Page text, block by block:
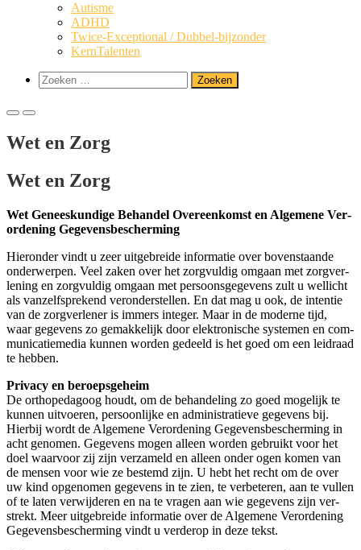
Autis­me
ADHD
Twi­­ce-Excep­­ti­o­­nal / Dubbel-bijzonder
Kern­Ta­len­ten
Toon
zoekformulier
Zoeken
naar:
Primair
voor
Primair
voor
Wet en Zorg
Wet en Zorg
Wet Genees­kun­di­ge Behan­del Over­een­komst en Alge­me­ne Ver­
or­de­ning Gegevensbescherming
Hier­on­der vindt u zeer uit­ge­brei­de infor­ma­tie over boven­staan­de
onder­wer­pen. Veel zaken over het zorg­vul­dig omgaan met zorg­ver­
le­ning en zorg­vul­dig omgaan met per­soons­ge­ge­vens zult u wel­licht
als van­zelf­spre­kend ver­on­der­stel­len. En dat mag u ook, de inten­tie
van de zorg­ver­le­ner is immers inte­ger. Maar in de moder­ne tijd,
waar gege­vens zo gemak­ke­lijk door elek­tro­ni­sche sys­te­men en com­
mu­ni­ca­tie­me­dia kun­nen wor­den gedeeld is het goed om een lei­draad
te hebben.
Pri­va­cy en beroeps­ge­heim
De ortho­pe­da­goog houdt, om de behan­de­ling zo goed moge­lijk te
kun­nen uit­voe­ren, per­soon­lij­ke en admi­ni­stra­tie­ve gege­vens bij.
Hier­bij wordt de Alge­me­ne Ver­or­de­ning Gege­vens­be­scher­ming in
acht geno­men. Gege­vens mogen alleen wor­den gebruikt voor het
doel waar­voor zij zijn ver­za­meld en alleen onder ogen komen van
de men­sen voor wie ze bestemd zijn. U hebt het recht om de over
uw kind opge­no­men gege­vens in te zien, te ver­be­te­ren, aan te vul­len
of te laten ver­wij­de­ren en na te vra­gen aan wie gege­vens zijn ver­
strekt. Meer uit­ge­brei­de infor­ma­tie over de Alge­me­ne Ver­or­de­ning
Gege­vens­be­scher­ming vindt u ver­der­op in deze tekst.